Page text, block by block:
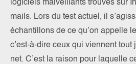
logiciels malveillants trouvés sur
mails. Lors du test actuel, il
échantillons de ce qu’on appelle
c’est-à-dire ceux qui viennent tout
net. C’est la raison pour laquelle